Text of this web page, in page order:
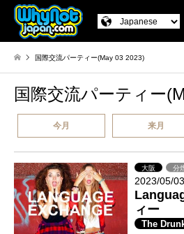
国際交流パーティー(May 03 2023)
国際交流パーティー
今月 来月
大阪 分
2023/05/
ィー
The